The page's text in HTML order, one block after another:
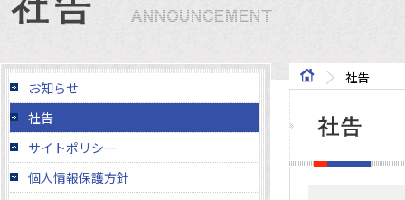
社告
お知らせ
社告
サイトポリシー
個人情報保護方針